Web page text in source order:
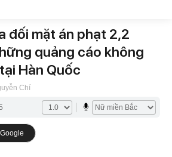
đối mặt án phạt 2,2
quảng cáo không
Hàn Quốc
Chí